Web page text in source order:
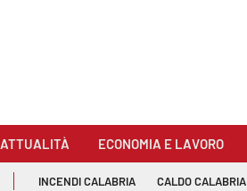
ATTUALITÀ ECONOMIA E LAVORO
INCENDI CALABRIA CALDO CALABRIA